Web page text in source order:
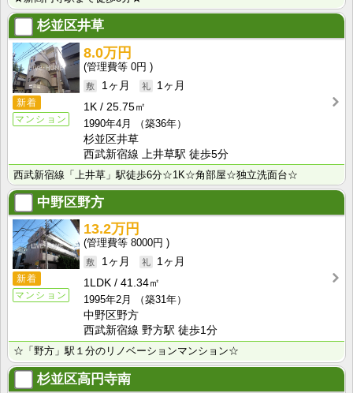
杉並区井草
新着
マンション
8.0万円
0円
1ヶ月
1ヶ月
1K
25.75㎡
1990年4月
（築36年）
杉並区井草
西武新宿線 上井草駅 徒歩5分
西武新宿線「上井草」駅徒歩6分☆1K☆角部屋☆独立洗面台☆
中野区野方
新着
マンション
13.2万円
8000円
1ヶ月
1ヶ月
1LDK
41.34㎡
1995年2月
（築31年）
中野区野方
西武新宿線 野方駅 徒歩1分
☆「野方」駅１分のリノベーションマンション☆
杉並区高円寺南